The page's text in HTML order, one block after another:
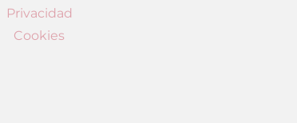
Privacidad
Cookies